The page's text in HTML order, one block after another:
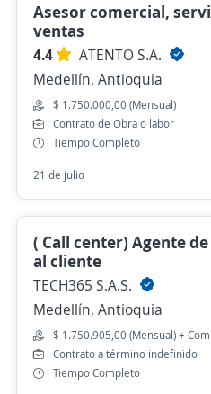
Asesor comercial,
ventas
4.4
ATENTO S.A.
Medellín, Antioquia
$ 1.750.000,00 (Mensual)
Contrato de Obra o labor
Tiempo Completo
21 de julio
( Call center) Agente
al cliente
TECH365 S.A.S.
Medellín, Antioquia
$ 1.750.905,00 (Mensual) +
Contrato a término indefinido
Tiempo Completo